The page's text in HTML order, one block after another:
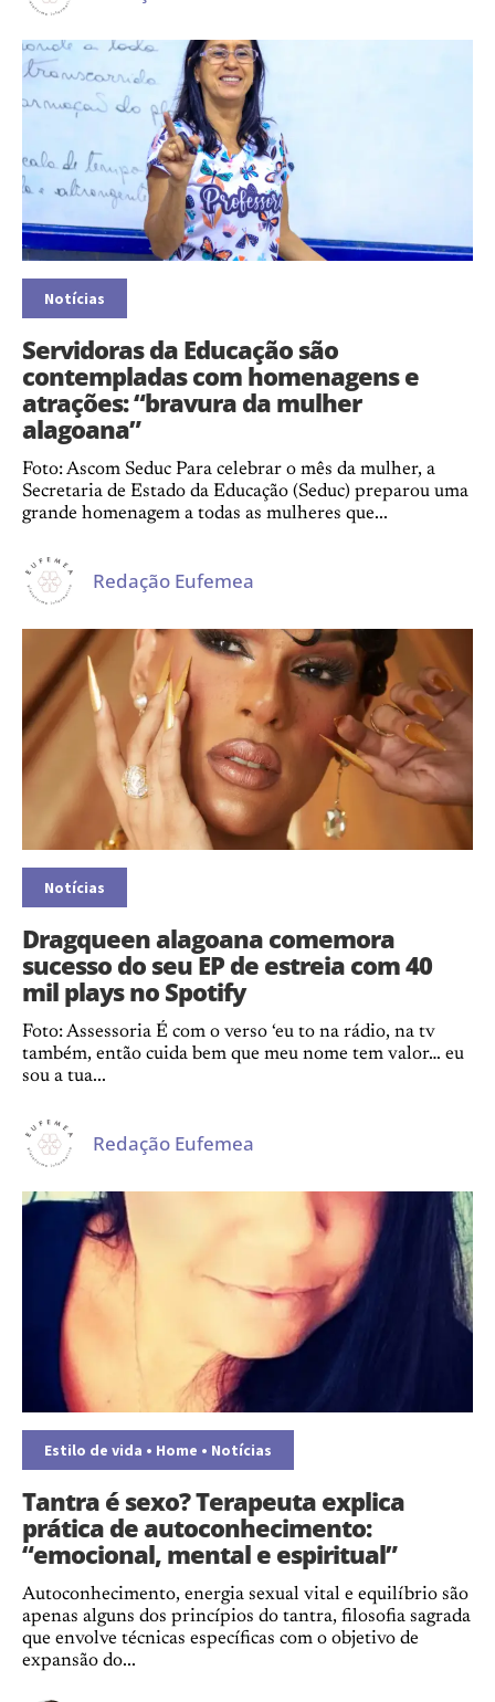
Notícias
Servidoras da Educação são
contempladas com homenagens e
atrações: “bravura da mulher
alagoana”
Foto: Ascom Seduc Para celebrar o mês da mulher, a
Secretaria de Estado da Educação (Seduc) preparou uma
grande homenagem a todas as mulheres que...
Redação Eufemea
Notícias
Dragqueen alagoana comemora
sucesso do seu EP de estreia com 40
mil plays no Spotify
Foto: Assessoria É com o verso ‘eu to na rádio, na tv
também, então cuida bem que meu nome tem valor… eu
sou a tua...
Redação Eufemea
Estilo de vida • Home • Notícias
Tantra é sexo? Terapeuta explica
prática de autoconhecimento:
“emocional, mental e espiritual”
Autoconhecimento, energia sexual vital e equilíbrio são
apenas alguns dos princípios do tantra, filosofia sagrada
que envolve técnicas específicas com o objetivo de
expansão do...